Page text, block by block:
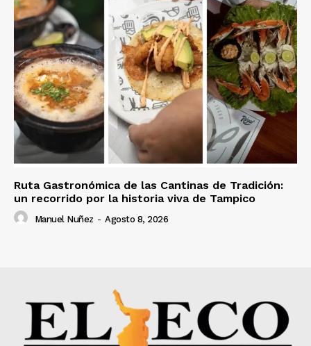
Ruta Gastronómica de las Cantinas de Tradición:
un recorrido por la historia viva de Tampico
Manuel Nuñez - Agosto 8, 2026